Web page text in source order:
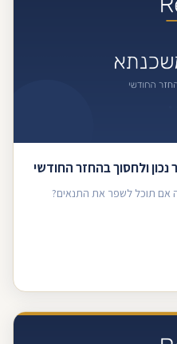
ולחסוך בהחזר החודשי
אם תוכל לשפר את התנאים?